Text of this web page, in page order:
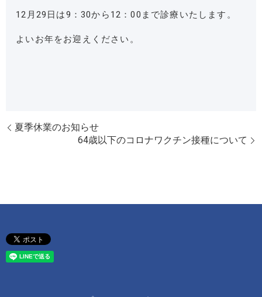
12月29日は9：30から12：00まで診療いたします。
よいお年をお迎えください。
夏季休業のお知らせ
64歳以下のコロナワクチン接種について